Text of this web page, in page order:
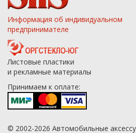
Информация об индивидуальном
предпринимателе
Листовые пластики
и рекламные материалы
Принимаем к оплате:
© 2002-2026 Автомобильные